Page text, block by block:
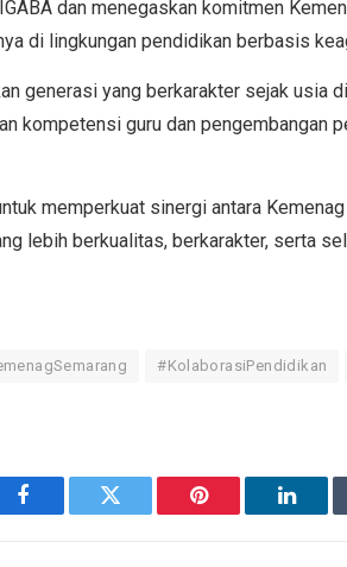
dan menegaskan komitmen
di lingkungan pendidikan berbasis
generasi yang berkarakter sejak usia
kompetensi guru dan pengembangan
memperkuat sinergi antara Kemenag
lebih berkualitas, berkarakter, serta
#KolaborasiPendidikan
F
T
P
L